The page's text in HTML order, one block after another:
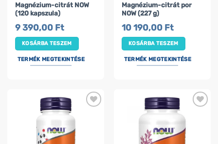
Magnézium-citrát NOW
(120 kapszula)
9 390,00 Ft
KOSÁRBA TESZEM
TERMÉK MEGTEKINTÉSE
Magnézium-citrát por
NOW (227 g)
10 190,00 Ft
KOSÁRBA TESZEM
TERMÉK MEGTEKINTÉSE